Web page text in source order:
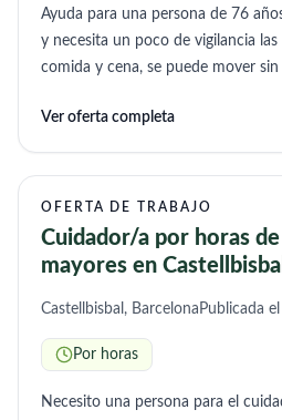
Ayuda para una persona de 76
y necesita un poco de vigilancia
comida y cena, se puede mover
Ver oferta completa
OFERTA DE TRABAJO
Cuidador/a por horas
mayores en
Castellbisbal, Barcelona Publicada
Por horas
Necesito una persona para el